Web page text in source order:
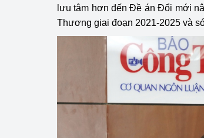
lưu tâm hơn đến Đề án Đổi mới
Thương giai đoạn 2021-2025 và